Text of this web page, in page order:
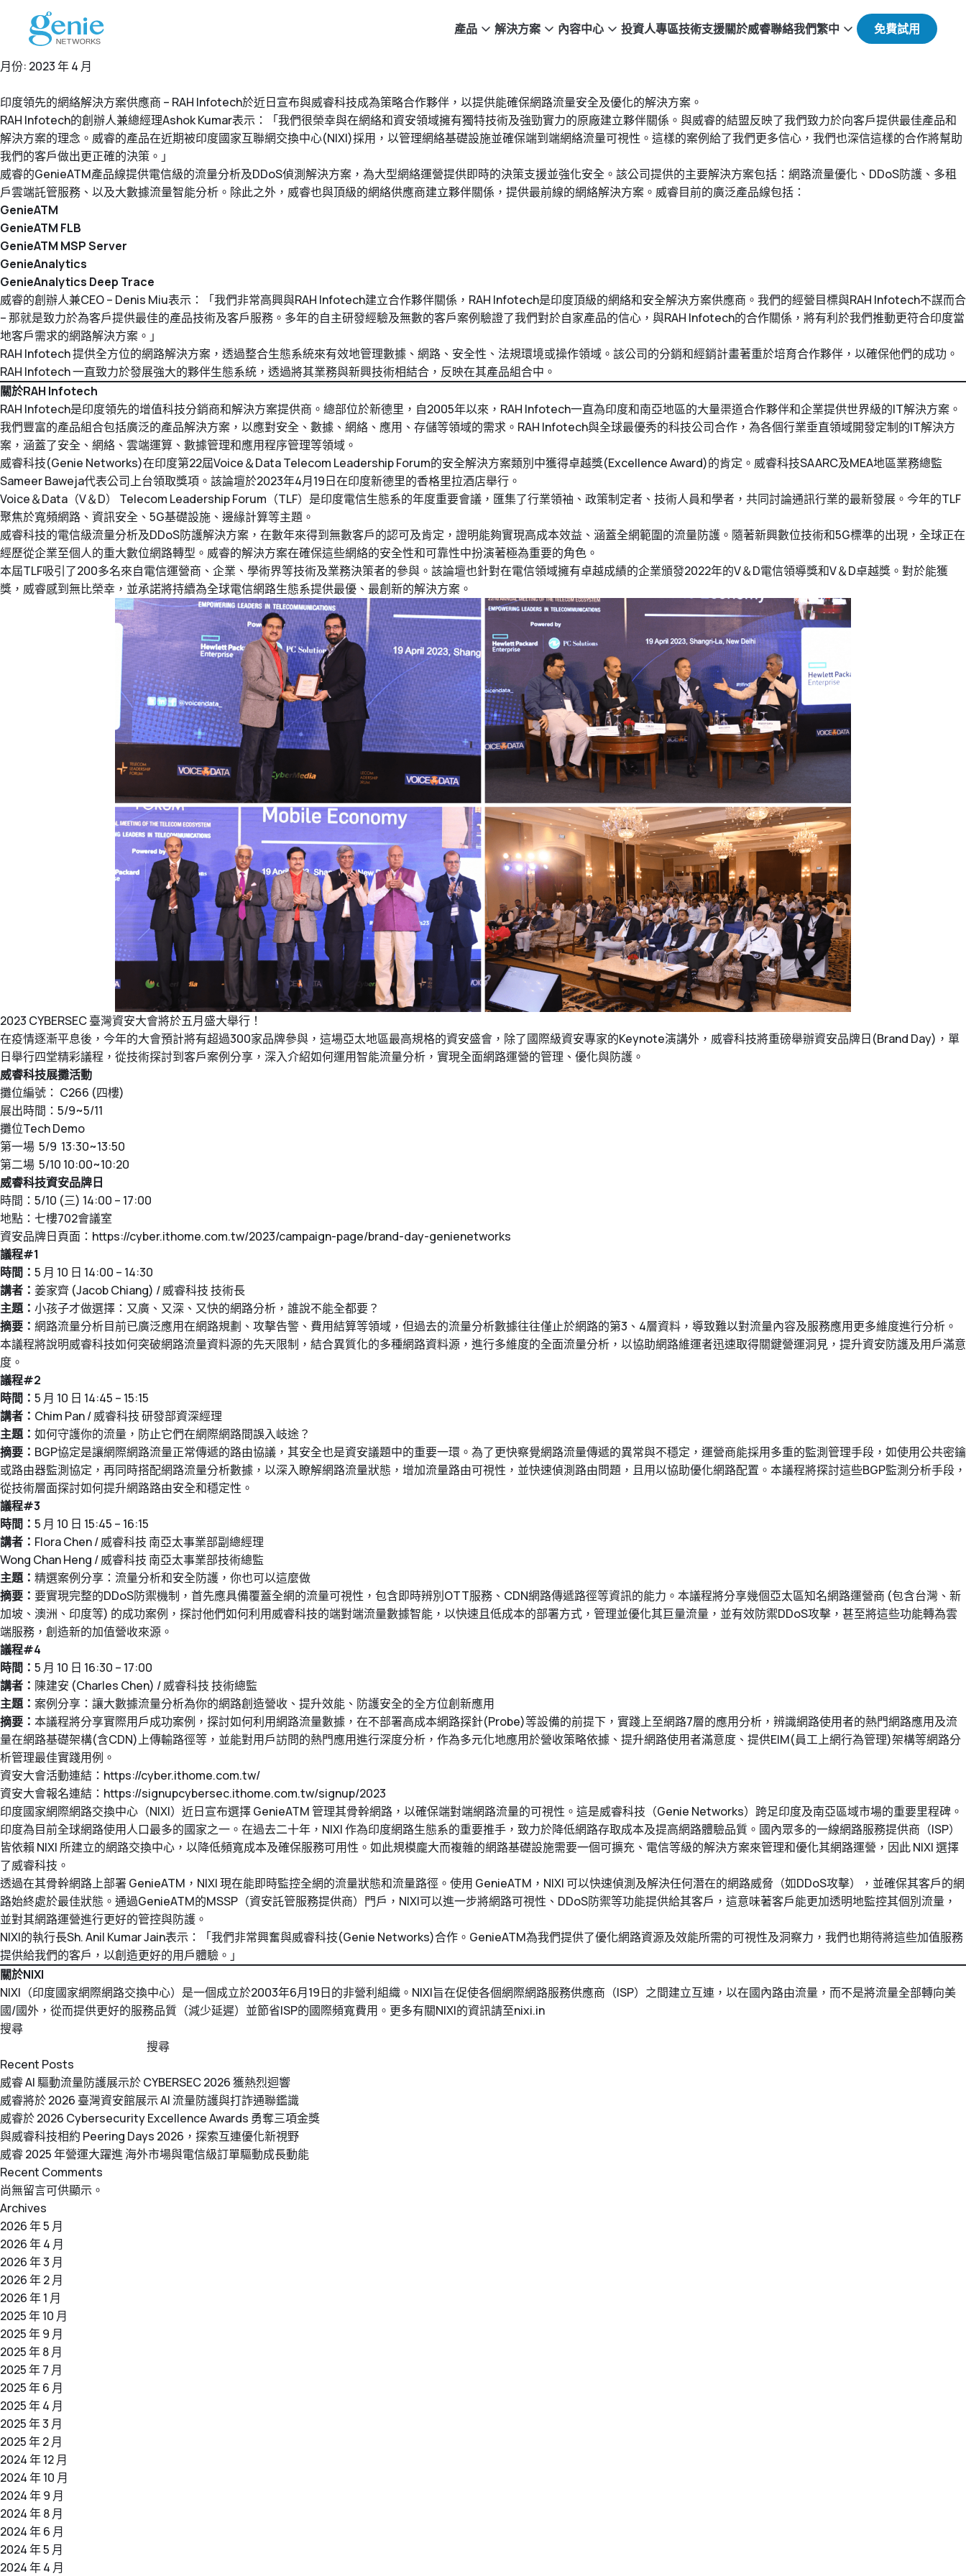
產品 解決方案 內容中心 投資人專區技術支援關於威睿聯絡我們繁中
月份: 2023 年 4 月
印度領先的網絡解決方案供應商 – RAH Infotech於近日宣布與威睿科技成為策略合作夥伴，以提供能確保網路流量安全及優化的解決方案。
RAH Infotech的創辦人兼總經理Ashok Kumar表示：「我們很榮幸與在網絡和資安領域擁有獨特技術及強勁實力的原廠建立夥伴關係。與威睿的結盟反映了我們致力於向客戶提供最佳產品和
解決方案的理念。威睿的產品在近期被印度國家互聯網交換中心(NIXI)採用，以管理網絡基礎設施並確保端到端網絡流量可視性。這樣的案例給了我們更多信心，我們也深信這樣的合作將幫助
我們的客戶做出更正確的決策。」
威睿的GenieATM產品線提供電信級的流量分析及DDoS偵測解決方案，為大型網絡運營提供即時的決策支援並強化安全。該公司提供的主要解決方案包括：網路流量優化、DDoS防護、多租
戶雲端託管服務、以及大數據流量智能分析。除此之外，威睿也與頂級的網絡供應商建立夥伴關係，提供最前線的網絡解決方案。威睿目前的廣泛產品線包括：
GenieATM
GenieATM FLB
GenieATM MSP Server
GenieAnalytics
GenieAnalytics Deep Trace
威睿的創辦人兼CEO – Denis Miu表示：「我們非常高興與RAH Infotech建立合作夥伴關係，RAH Infotech是印度頂級的網絡和安全解決方案供應商。我們的經營目標與RAH Infotech不謀而合
– 那就是致力於為客戶提供最佳的產品技術及客戶服務。多年的自主研發經驗及無數的客戶案例驗證了我們對於自家產品的信心，與RAH Infotech的合作關係，將有利於我們推動更符合印度當
地客戶需求的網路解決方案。」
RAH Infotech 提供全方位的網路解決方案，透過整合生態系統來有效地管理數據、網路、安全性、法規環境或操作領域。該公司的分銷和經銷計畫著重於培育合作夥伴，以確保他們的成功。
RAH Infotech 一直致力於發展強大的夥伴生態系統，透過將其業務與新興技術相結合，反映在其產品組合中。
關於RAH Infotech
RAH Infotech是印度領先的增值科技分銷商和解決方案提供商。總部位於新德里，自2005年以來，RAH Infotech一直為印度和南亞地區的大量渠道合作夥伴和企業提供世界級的IT解決方案。
我們豐富的產品組合包括廣泛的產品解決方案，以應對安全、數據、網絡、應用、存儲等領域的需求。RAH Infotech與全球最優秀的科技公司合作，為各個行業垂直領域開發定制的IT解決方
案，涵蓋了安全、網絡、雲端運算、數據管理和應用程序管理等領域。
威睿科技(Genie Networks)在印度第22屆Voice＆Data Telecom Leadership Forum的安全解決方案類別中獲得卓越獎(Excellence Award)的肯定。威睿科技SAARC及MEA地區業務總監
Sameer Baweja代表公司上台領取獎項。該論壇於2023年4月19日在印度新德里的香格里拉酒店舉行。
Voice＆Data（V＆D） Telecom Leadership Forum（TLF）是印度電信生態系的年度重要會議，匯集了行業領袖、政策制定者、技術人員和學者，共同討論通訊行業的最新發展。今年的TLF
聚焦於寬頻網路、資訊安全、5G基礎設施、邊緣計算等主題。
威睿科技的電信級流量分析及DDoS防護解決方案，在數年來得到無數客戶的認可及肯定，證明能夠實現高成本效益、涵蓋全網範圍的流量防護。隨著新興數位技術和5G標準的出現，全球正在
經歷從企業至個人的重大數位網路轉型。威睿的解決方案在確保這些網絡的安全性和可靠性中扮演著極為重要的角色。
本屆TLF吸引了200多名來自電信運營商、企業、學術界等技術及業務決策者的參與。該論壇也針對在電信領域擁有卓越成績的企業頒發2022年的V＆D電信領導獎和V＆D卓越獎。對於能獲
獎，威睿感到無比榮幸，並承諾將持續為全球電信網路生態系提供最優、最創新的解決方案。
2023 CYBERSEC 臺灣資安大會將於五月盛大舉行！
在疫情逐漸平息後，今年的大會預計將有超過300家品牌參與，這場亞太地區最高規格的資安盛會，除了國際級資安專家的Keynote演講外，威睿科技將重磅舉辦資安品牌日(Brand Day)，單
日舉行四堂精彩議程，從技術探討到客戶案例分享，深入介紹如何運用智能流量分析，實現全面網路運營的管理、優化與防護。
威睿科技展攤活動
攤位編號： C266 (四樓)
展出時間：5/9~5/11
攤位Tech Demo
第一場 5/9 13:30~13:50
第二場 5/10 10:00~10:20
威睿科技資安品牌日
時間：5/10 (三) 14:00 – 17:00
地點：七樓702會議室
資安品牌日頁面： https://cyber.ithome.com.tw/2023/campaign-page/brand-day-genienetworks
議程#1
時間： 5 月 10 日 14:00 – 14:30
講者： 姜家齊 (Jacob Chiang) / 威睿科技 技術長
主題： 小孩子才做選擇：又廣、又深、又快的網路分析，誰說不能全都要？
摘要： 網路流量分析目前已廣泛應用在網路規劃、攻擊告警、費用結算等領域，但過去的流量分析數據往往僅止於網路的第3、4層資料，導致難以對流量內容及服務應用更多維度進行分析。
本議程將說明威睿科技如何突破網路流量資料源的先天限制，結合異質化的多種網路資料源，進行多維度的全面流量分析，以協助網路維運者迅速取得關鍵營運洞見，提升資安防護及用戶滿意
度。
議程#2
時間： 5 月 10 日 14:45 – 15:15
講者： Chim Pan / 威睿科技 研發部資深經理
主題： 如何守護你的流量，防止它們在網際網路間誤入岐途？
摘要： BGP協定是讓網際網路流量正常傳遞的路由協議，其安全也是資安議題中的重要一環。為了更快察覺網路流量傳遞的異常與不穩定，運營商能採用多重的監測管理手段，如使用公共密鑰
或路由器監測協定，再同時搭配網路流量分析數據，以深入瞭解網路流量狀態，增加流量路由可視性，並快速偵測路由問題，且用以協助優化網路配置。本議程將探討這些BGP監測分析手段，
從技術層面探討如何提升網路路由安全和穩定性。
議程#3
時間： 5 月 10 日 15:45 – 16:15
講者： Flora Chen / 威睿科技 南亞太事業部副總經理
Wong Chan Heng / 威睿科技 南亞太事業部技術總監
主題： 精選案例分享：流量分析和安全防護，你也可以這麼做
摘要： 要實現完整的DDoS防禦機制，首先應具備覆蓋全網的流量可視性，包含即時辨別OTT服務、CDN網路傳遞路徑等資訊的能力。本議程將分享幾個亞太區知名網路運營商 (包含台灣、新
加坡、澳洲、印度等) 的成功案例，探討他們如何利用威睿科技的端對端流量數據智能，以快速且低成本的部署方式，管理並優化其巨量流量，並有效防禦DDoS攻擊，甚至將這些功能轉為雲
端服務，創造新的加值營收來源。
議程#4
時間： 5 月 10 日 16:30 – 17:00
講者： 陳建安 (Charles Chen) / 威睿科技 技術總監
主題： 案例分享：讓大數據流量分析為你的網路創造營收、提升效能、防護安全的全方位創新應用
摘要： 本議程將分享實際用戶成功案例，探討如何利用網路流量數據，在不部署高成本網路探針(Probe)等設備的前提下，實踐上至網路7層的應用分析，辨識網路使用者的熱門網路應用及流
量在網路基礎架構(含CDN)上傳輸路徑等，並能對用戶訪問的熱門應用進行深度分析，作為多元化地應用於營收策略依據、提升網路使用者滿意度、提供EIM(員工上網行為管理)架構等網路分
析管理最佳實踐用例。
資安大會活動連結： https://cyber.ithome.com.tw/
資安大會報名連結： https://signupcybersec.ithome.com.tw/signup/2023
印度國家網際網路交換中心（NIXI）近日宣布選擇 GenieATM 管理其骨幹網路，以確保端對端網路流量的可視性。這是威睿科技（Genie Networks）跨足印度及南亞區域市場的重要里程碑。
印度為目前全球網路使用人口最多的國家之一。在過去二十年，NIXI 作為印度網路生態系的重要推手，致力於降低網路存取成本及提高網路體驗品質。國內眾多的一線網路服務提供商（ISP）
皆依賴 NIXI 所建立的網路交換中心，以降低頻寬成本及確保服務可用性。如此規模龐大而複雜的網路基礎設施需要一個可擴充、電信等級的解決方案來管理和優化其網路運營，因此 NIXI 選擇
了威睿科技。
透過在其骨幹網路上部署 GenieATM，NIXI 現在能即時監控全網的流量狀態和流量路徑。使用 GenieATM，NIXI 可以快速偵測及解決任何潛在的網路威脅（如DDoS攻擊），並確保其客戶的網
路始終處於最佳狀態。通過GenieATM的MSSP（資安託管服務提供商）門戶，NIXI可以進一步將網路可視性、DDoS防禦等功能提供給其客戶，這意味著客戶能更加透明地監控其個別流量，
並對其網路運營進行更好的管控與防護。
NIXI的執行長Sh. Anil Kumar Jain表示：「我們非常興奮與威睿科技(Genie Networks)合作。GenieATM為我們提供了優化網路資源及效能所需的可視性及洞察力，我們也期待將這些加值服務
提供給我們的客戶，以創造更好的用戶體驗。」
關於NIXI
NIXI（印度國家網際網路交換中心）是一個成立於2003年6月19日的非營利組織。NIXI旨在促使各個網際網路服務供應商（ISP）之間建立互連，以在國內路由流量，而不是將流量全部轉向美
國/國外，從而提供更好的服務品質（減少延遲）並節省ISP的國際頻寬費用。更多有關NIXI的資訊請至nixi.in
搜尋
搜尋
Recent Posts
威睿 AI 驅動流量防護展示於 CYBERSEC 2026 獲熱烈迴響
威睿將於 2026 臺灣資安館展示 AI 流量防護與打詐通聯鑑識
威睿於 2026 Cybersecurity Excellence Awards 勇奪三項金獎
與威睿科技相約 Peering Days 2026，探索互連優化新視野
威睿 2025 年營運大躍進 海外市場與電信級訂單驅動成長動能
Recent Comments
尚無留言可供顯示。
Archives
2026 年 5 月
2026 年 4 月
2026 年 3 月
2026 年 2 月
2026 年 1 月
2025 年 10 月
2025 年 9 月
2025 年 8 月
2025 年 7 月
2025 年 6 月
2025 年 4 月
2025 年 3 月
2025 年 2 月
2024 年 12 月
2024 年 10 月
2024 年 9 月
2024 年 8 月
2024 年 6 月
2024 年 5 月
2024 年 4 月